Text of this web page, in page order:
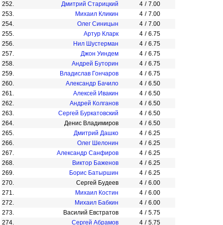
252.
Дмитрий Старицкий 4 / 7.00
253.
Михаил Кликин 4 / 7.00
254.
Олег Синицын 4 / 7.00
255.
Артур Кларк 4 / 6.75
256.
Нил Шустерман 4 / 6.75
257.
Джон Уиндем 4 / 6.75
258.
Андрей Буторин 4 / 6.75
259.
Владислав Гончаров 4 / 6.75
260.
Александр Бачило 4 / 6.50
261.
Алексей Ивакин 4 / 6.50
262.
Андрей Колганов 4 / 6.50
263.
Сергей Буркатовский 4 / 6.50
264.
Денис Владимиров 4 / 6.50
265.
Дмитрий Дашко 4 / 6.25
266.
Олег Шелонин 4 / 6.25
267.
Александр Санфиров 4 / 6.25
268.
Виктор Баженов 4 / 6.25
269.
Борис Батыршин 4 / 6.25
270.
Сергей Будеев 4 / 6.00
271.
Михаил Костин 4 / 6.00
272.
Михаил Бабкин 4 / 6.00
273.
Василий Евстратов 4 / 5.75
274.
Сергей Абрамов 4 / 5.75